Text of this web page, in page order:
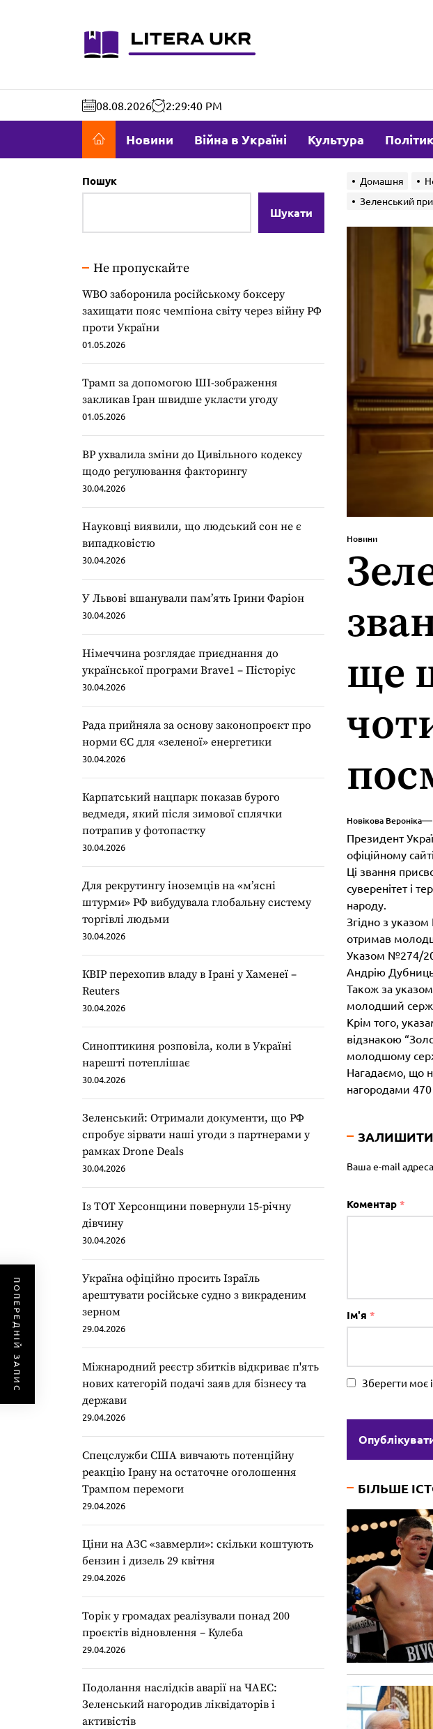
08.08.2026 2:29:40 PM
Новини Війна в Україні Культура
Домашня
Зеленський
Новини
ще
Новікова Вероніка
Президент
офіційному
Ці звання
суверенітет і
народу.
Згідно з
отримав
Указом №274/
Андрію
Також за
молодший
Крім того,
відзнакою
молодшому
Нагадаємо, що
нагородами 470
ЗАЛИШИТИ
Ваша e-mail
Коментар *
Ім'я *
Зберегти моє
ПОПЕРЕДНІЙ ЗАПИС
БІЛЬШЕ
Пошук
Шукати
Не пропускайте
WBO заборонила російському боксеру
захищати пояс чемпіона світу через війну РФ
проти України
01.05.2026
Трамп за допомогою ШІ-зображення
закликав Іран швидше укласти угоду
01.05.2026
ВР ухвалила зміни до Цивільного кодексу
щодо регулювання факторингу
30.04.2026
Науковці виявили, що людський сон не є
випадковістю
30.04.2026
У Львові вшанували пам’ять Ірини Фаріон
30.04.2026
Німеччина розглядає приєднання до
української програми Brave1 – Пісторіус
30.04.2026
Рада прийняла за основу законопроєкт про
норми ЄС для «зеленої» енергетики
30.04.2026
Карпатський нацпарк показав бурого
ведмедя, який після зимової сплячки
потрапив у фотопастку
30.04.2026
Для рекрутингу іноземців на «мʼясні
штурми» РФ вибудувала глобальну систему
торгівлі людьми
30.04.2026
КВІР перехопив владу в Ірані у Хаменеї –
Reuters
30.04.2026
Синоптикиня розповіла, коли в Україні
нарешті потеплішає
30.04.2026
Зеленський: Отримали документи, що РФ
спробує зірвати наші угоди з партнерами у
рамках Drone Deals
30.04.2026
Із ТОТ Херсонщини повернули 15-річну
дівчину
30.04.2026
Україна офіційно просить Ізраїль
арештувати російське судно з викраденим
зерном
29.04.2026
Міжнародний реєстр збитків відкриває п'ять
нових категорій подачі заяв для бізнесу та
держави
29.04.2026
Спецслужби США вивчають потенційну
реакцію Ірану на остаточне оголошення
Трампом перемоги
29.04.2026
Ціни на АЗС «завмерли»: скільки коштують
бензин і дизель 29 квітня
29.04.2026
Торік у громадах реалізували понад 200
проєктів відновлення – Кулеба
29.04.2026
Подолання наслідків аварії на ЧАЕС:
Зеленський нагородив ліквідаторів і
активістів